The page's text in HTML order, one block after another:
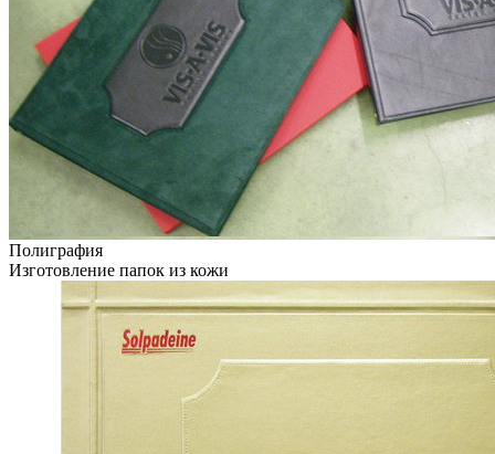
Полиграфия
Изготовление папок из кожи